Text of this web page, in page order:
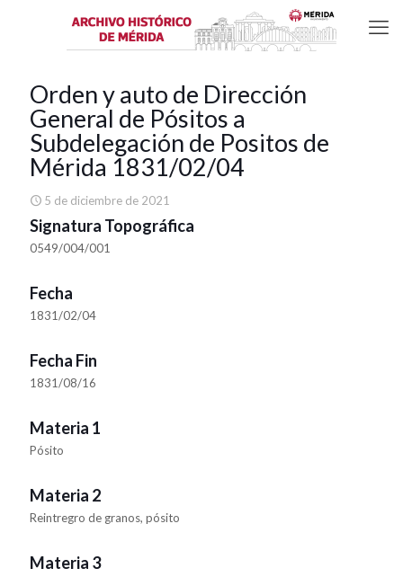
Orden y auto de Dirección
General de Pósitos a
Subdelegación de Positos de
Mérida 1831/02/04
5 de diciembre de 2021
Signatura Topográfica
0549/004/001
Fecha
1831/02/04
Fecha Fin
1831/08/16
Materia 1
Pósito
Materia 2
Reintregro de granos, pósito
Materia 3